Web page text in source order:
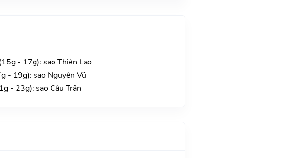
- 17g): sao Thiên Lao
- 19g): sao Nguyên Vũ
- 23g): sao Câu Trận